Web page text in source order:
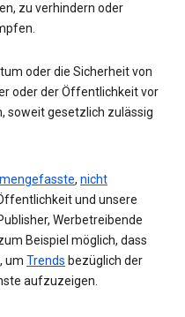
zu verhindern oder
oder die Sicherheit von
oder der Öffentlichkeit vor
soweit gesetzlich zulässig
, nicht
und unsere
Werbetreibende
Beispiel möglich, dass
um Trends bezüglich der
aufzuzeigen.